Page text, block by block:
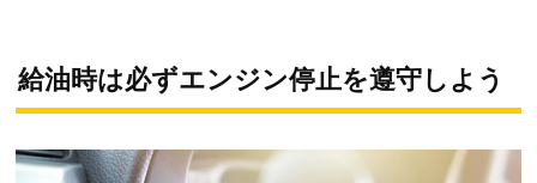
給油時は必ずエンジン停止を遵守しよう